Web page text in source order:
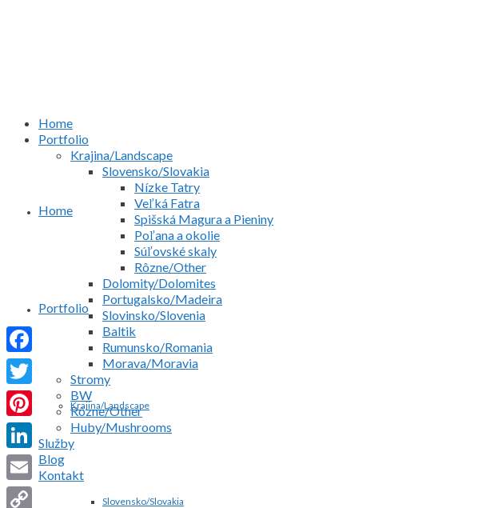
Home
Portfolio
Krajina/Landscape
Slovensko/Slovakia
Home
Portfolio
Krajina/Landscape
Slovensko/Slovakia
Nízke Tatry
Veľká Fatra
Spišská Magura a Pieniny
Poľana a okolie
Súľovské skaly
Rôzne/Other
Dolomity/Dolomites
Portugalsko/Madeira
Slovinsko/Slovenia
Baltik
Rumunsko/Romania
Morava/Moravia
Stromy
BW
Rôzne/Other
Huby/Mushrooms
Služby
Blog
Kontakt
Facebook
Twitter
Pinterest
LinkedIn
Email